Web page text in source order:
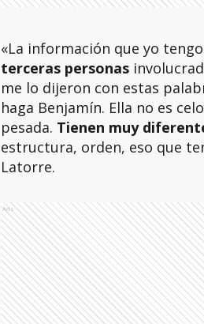
«La información que yo
terceras personas
me lo dijeron con estas
haga Benjamín. Ella no es
pesada. Tienen muy
estructura, orden, eso que
Latorre.
Ads